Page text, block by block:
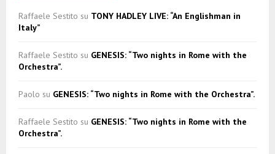
Raffaele Sestito su TONY HADLEY LIVE: “An Englishman in
Italy”
Raffaele Sestito su GENESIS: “Two nights in Rome with the
Orchestra”.
Paolo su GENESIS: “Two nights in Rome with the Orchestra”.
Raffaele Sestito su GENESIS: “Two nights in Rome with the
Orchestra”.